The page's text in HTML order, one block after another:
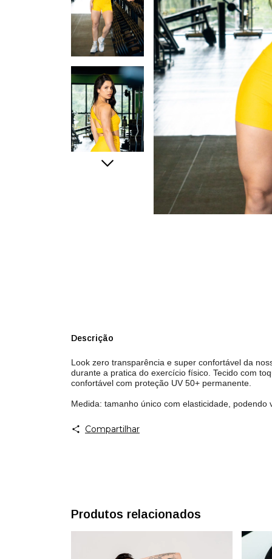
Descrição
Look zero transparência e super confortável da
durante a pratica do exercício físico. Tecido com
confortável com proteção UV 50+ permanente.
Medida: tamanho único com elasticidade,
Compartilhar
Produtos relacionados